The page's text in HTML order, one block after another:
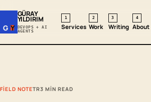
G Y
GÜRAY
YILDIRIM
DEVOPS + AI
AGENTS
1
Services
2
Work
3
Writing
4
About
FIELD NOTETR3 MIN READ